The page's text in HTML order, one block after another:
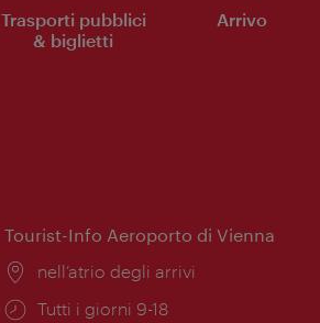
Trasporti pubblici
& biglietti
Arrivo
Tourist-Info Aeroporto di Vienna
Posizione:
nell’atrio degli arrivi
Orari
Tutti i giorni 9-18